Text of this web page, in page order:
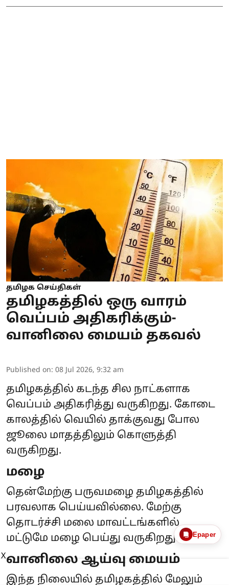
தமிழக செய்திகள்
தமிழகத்தில் ஒரு வாரம்
வெப்பம் அதிகரிக்கும்-
வானிலை மையம் தகவல்
Published on: 08 Jul 2026, 9:32 am
தமிழகத்தில் கடந்த சில நாட்களாக
வெப்பம் அதிகரித்து வருகிறது. கோடை
காலத்தில் வெயில் தாக்குவது போல
ஜூலை மாதத்திலும் கொளுத்தி
வருகிறது.
மழை
தென்மேற்கு பருவமழை தமிழகத்தில்
பரவலாக பெய்யவில்லை. மேற்கு
தொடர்ச்சி மலை மாவட்டங்களில்
மட்டுமே மழை பெய்து வருகிறது.
வானிலை ஆய்வு மையம்
இந்த நிலையில் தமிழகத்தில் மேலும்
Epaper
X